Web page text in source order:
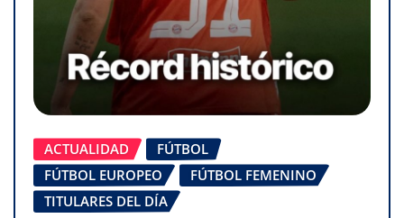
ACTUALIDAD
FÚTBOL
FÚTBOL EUROPEO
FÚTBOL FEMENINO
TITULARES DEL DÍA